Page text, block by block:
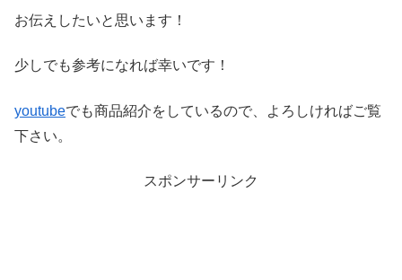
お伝えしたいと思います！
少しでも参考になれば幸いです！
youtubeでも商品紹介をしているので、よろしければご覧
下さい。
スポンサーリンク